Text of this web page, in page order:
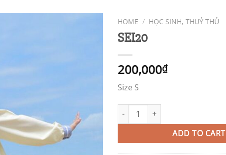
HOME / HỌC SINH, THUỶ THỦ
SEI20
200,000₫
Size S
SEI20 quantity
ADD TO CART